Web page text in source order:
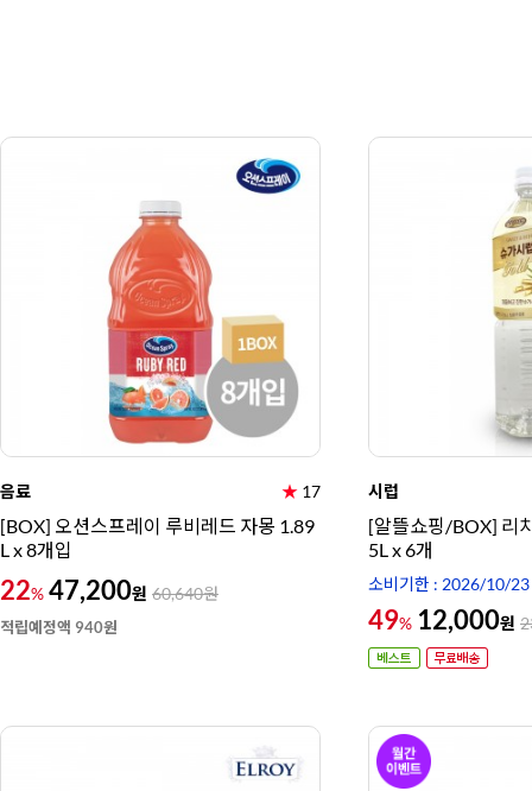
음료 ★ 17
[BOX] 오션스프레이 루비레드 자몽 1.89
L x 8개입
22% 47,200원 60,640원
적립예정액 940원
시럽
[알뜰쇼핑/BOX] 리
5L x 6개
소비기한 : 2026/10/23
49% 12,000원